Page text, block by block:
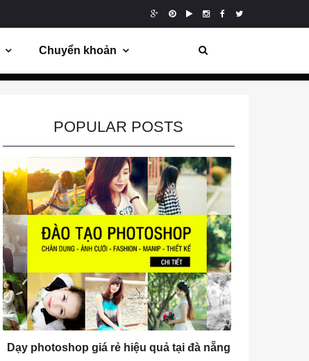
Chuyển khoản
POPULAR POSTS
Dạy photoshop giá rẻ hiệu quả tại đà nẵng